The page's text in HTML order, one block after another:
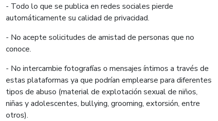
- Todo lo que se publica en redes sociales pierde
automáticamente su calidad de privacidad.
- No acepte solicitudes de amistad de personas que no
conoce.
- No intercambie fotografías o mensajes íntimos a través de
estas plataformas ya que podrían emplearse para diferentes
tipos de abuso (material de explotación sexual de niños,
niñas y adolescentes, bullying, grooming, extorsión, entre
otros).